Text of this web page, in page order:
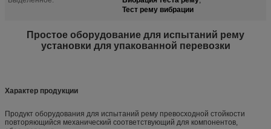
Тест рему вибрации
Простое оборудование для испытаний рему
установки для упакованной перевозки
Характер продукции
Продукт оборудования для испытаний рему превосходной стойкости
повторяющийся механический соответствующий для компонентов,